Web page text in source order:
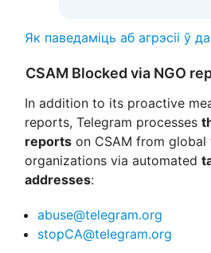
Як паведаміць аб агрэсіі ў
CSAM Blocked via NGO
In addition to its proactive
reports, Telegram processes
reports on CSAM from
organizations via automated
addresses:
abuse@telegram.org
stopCA@telegram.org